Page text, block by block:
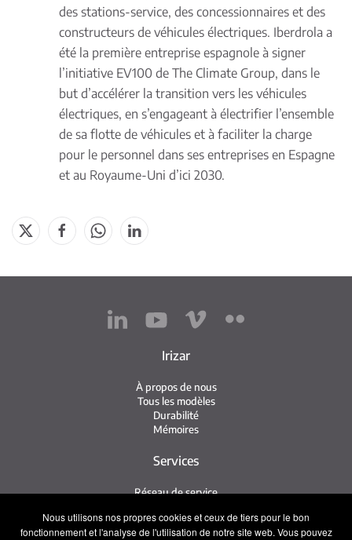
Nous utilisons nos propres cookies et ceux de tiers pour le bon
fonctionnement et l'analyse de l'utilisation de notre site web. Vous pouvez
des stations-service, des concessionnaires et des
constructeurs de véhicules électriques. Iberdrola a
été la première entreprise espagnole à signer
l’initiative EV100 de The Climate Group, dans le
but d’accélérer la transition vers les véhicules
électriques, en s’engageant à électrifier l’ensemble
de sa flotte de véhicules et à faciliter la charge
pour le personnel dans ses entreprises en Espagne
et au Royaume-Uni d’ici 2030.
Irizar
À propos de nous
Tous les modèles
Durabilité
Mémoires
Services
Réseau de service
iService
Usés